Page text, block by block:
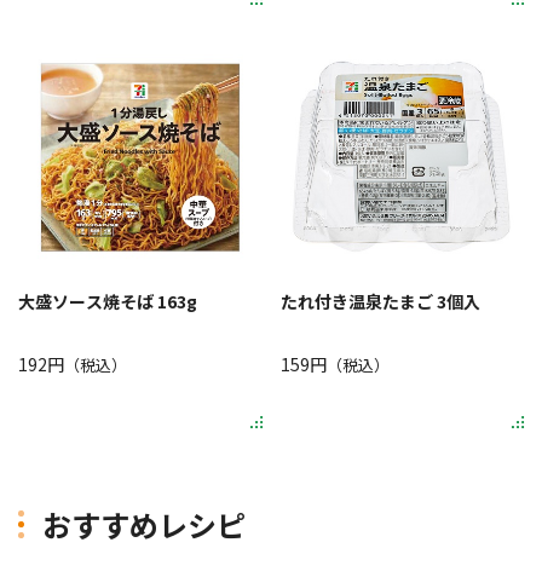
大盛ソース焼そば 163g
192円 （税込）
たれ付き温泉たまご 3個入
159円（税込）
おすすめレシピ